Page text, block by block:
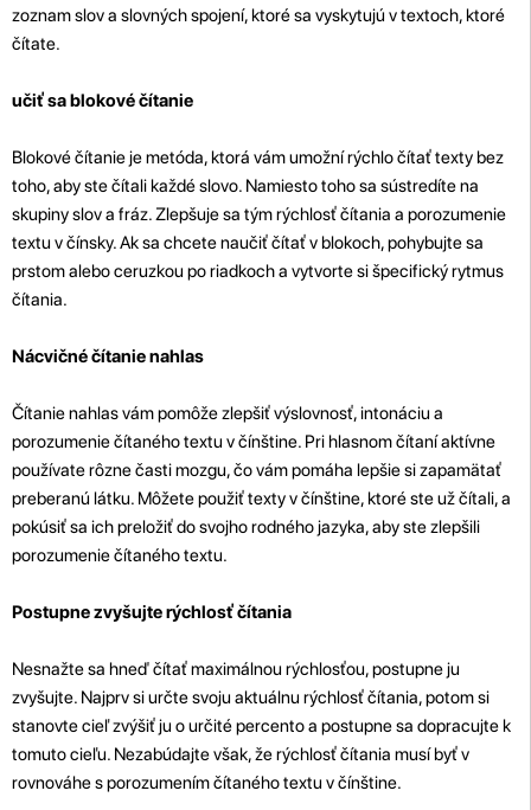
zoznam slov a slovných spojení, ktoré sa vyskytujú v textoch, ktoré
čítate.
učiť sa blokové čítanie
Blokové čítanie je metóda, ktorá vám umožní rýchlo čítať texty bez
toho, aby ste čítali každé slovo. Namiesto toho sa sústredíte na
skupiny slov a fráz. Zlepšuje sa tým rýchlosť čítania a porozumenie
textu v čínsky. Ak sa chcete naučiť čítať v blokoch, pohybujte sa
prstom alebo ceruzkou po riadkoch a vytvorte si špecifický rytmus
čítania.
Nácvičné čítanie nahlas
Čítanie nahlas vám pomôže zlepšiť výslovnosť, intonáciu a
porozumenie čítaného textu v čínštine. Pri hlasnom čítaní aktívne
používate rôzne časti mozgu, čo vám pomáha lepšie si zapamätať
preberanú látku. Môžete použiť texty v čínštine, ktoré ste už čítali, a
pokúsiť sa ich preložiť do svojho rodného jazyka, aby ste zlepšili
porozumenie čítaného textu.
Postupne zvyšujte rýchlosť čítania
Nesnažte sa hneď čítať maximálnou rýchlosťou, postupne ju
zvyšujte. Najprv si určte svoju aktuálnu rýchlosť čítania, potom si
stanovte cieľ zvýšiť ju o určité percento a postupne sa dopracujte k
tomuto cieľu. Nezabúdajte však, že rýchlosť čítania musí byť v
rovnováhe s porozumením čítaného textu v čínštine.